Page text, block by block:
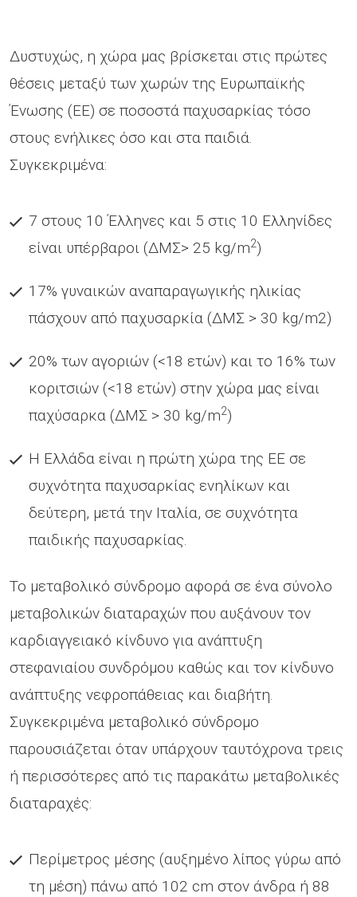
Δυστυχώς, η χώρα μας βρίσκεται στις πρώτες
θέσεις μεταξύ των χωρών της Ευρωπαϊκής
Ένωσης (ΕΕ) σε ποσοστά παχυσαρκίας τόσο
στους ενήλικες όσο και στα παιδιά.
Συγκεκριμένα:
7 στους 10 Έλληνες και 5 στις 10 Ελληνίδες
είναι υπέρβαροι (ΔΜΣ> 25 kg/m2)
17% γυναικών αναπαραγωγικής ηλικίας
πάσχουν από παχυσαρκία (ΔΜΣ > 30 kg/m2)
20% των αγοριών (<18 ετών) και το 16% των
κοριτσιών (<18 ετών) στην χώρα μας είναι
παχύσαρκα (ΔΜΣ > 30 kg/m2)
Η Ελλάδα είναι η πρώτη χώρα της EE σε
συχνότητα παχυσαρκίας ενηλίκων και
δεύτερη, μετά την Ιταλία, σε συχνότητα
παιδικής παχυσαρκίας.
Το μεταβολικό σύνδρομο αφορά σε ένα σύνολο
μεταβολικών διαταραχών που αυξάνουν τον
καρδιαγγειακό κίνδυνο για ανάπτυξη
στεφανιαίου συνδρόμου καθώς και τον κίνδυνο
ανάπτυξης νεφροπάθειας και διαβήτη.
Συγκεκριμένα μεταβολικό σύνδρομο
παρουσιάζεται όταν υπάρχουν ταυτόχρονα τρεις
ή περισσότερες από τις παρακάτω μεταβολικές
διαταραχές:
Περίμετρος μέσης (αυξημένο λίπος γύρω από
τη μέση) πάνω από 102 cm στον άνδρα ή 88